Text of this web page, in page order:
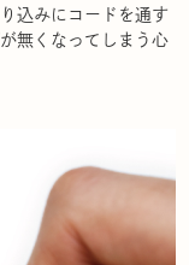
込みにコードを通す
無くなってしまう心